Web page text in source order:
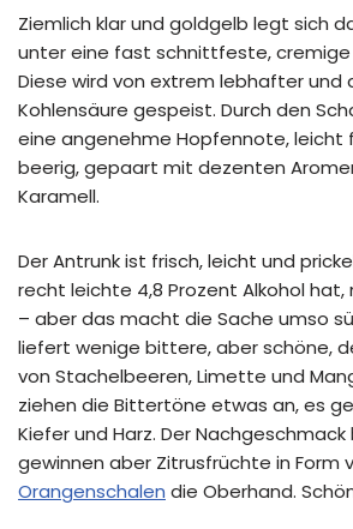
Ziemlich klar und goldgelb legt sich
unter eine fast schnittfeste, cremige
Diese wird von extrem lebhafter und
Kohlensäure gespeist. Durch den
eine angenehme Hopfennote, leicht
beerig, gepaart mit dezenten
Karamell.
Der Antrunk ist frisch, leicht und
recht leichte 4,8 Prozent Alkohol
– aber das macht die Sache umso
liefert wenige bittere, aber schöne,
von Stachelbeeren, Limette und
ziehen die Bittertöne etwas an, es
Kiefer und Harz. Der
gewinnen aber Zitrusfrüchte in Form
Orangenschalen die Oberhand.